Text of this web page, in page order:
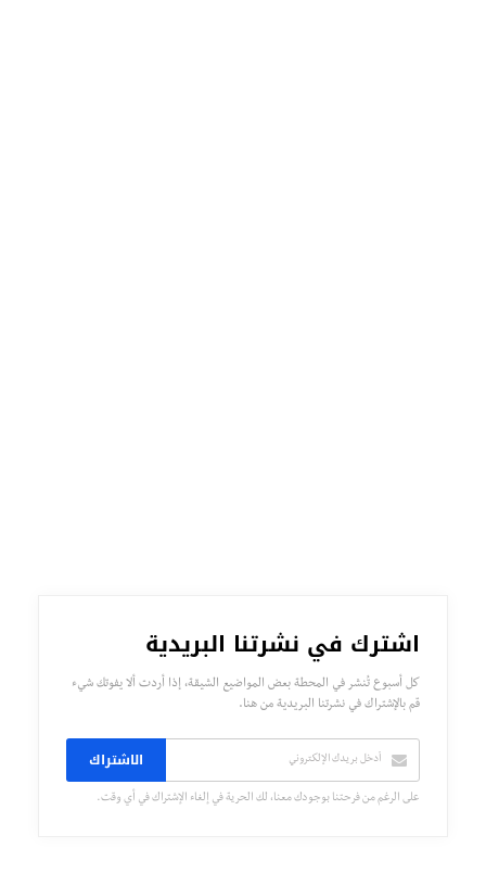
اشترك في نشرتنا البريدية
كل أسبوع تُنشر في المحطة بعض المواضيع الشيقة، إذا أردت ألا يفوتك شيء
قم بالإشتراك في نشرتنا البريدية من هنا.
الاشتراك
على الرغم من فرحتنا بوجودك معنا، لك الحرية في إلغاء الإشتراك في أي وقت.